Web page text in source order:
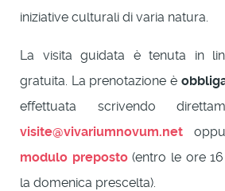
iniziative culturali di varia natura.
La visita guidata è tenuta in
gratuita. La prenotazione è
effettuata scrivendo
visite@vivariumnovum.net
modulo preposto(entro le ore
la domenica prescelta).